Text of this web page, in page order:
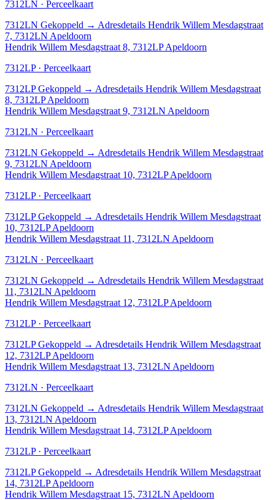
7312LN · Perceelkaart
7312LN Gekoppeld → Adresdetails Hendrik Willem Mesdagstraat
7, 7312LN Apeldoorn
Hendrik Willem Mesdagstraat 8, 7312LP Apeldoorn
7312LP · Perceelkaart
7312LP Gekoppeld → Adresdetails Hendrik Willem Mesdagstraat
8, 7312LP Apeldoorn
Hendrik Willem Mesdagstraat 9, 7312LN Apeldoorn
7312LN · Perceelkaart
7312LN Gekoppeld → Adresdetails Hendrik Willem Mesdagstraat
9, 7312LN Apeldoorn
Hendrik Willem Mesdagstraat 10, 7312LP Apeldoorn
7312LP · Perceelkaart
7312LP Gekoppeld → Adresdetails Hendrik Willem Mesdagstraat
10, 7312LP Apeldoorn
Hendrik Willem Mesdagstraat 11, 7312LN Apeldoorn
7312LN · Perceelkaart
7312LN Gekoppeld → Adresdetails Hendrik Willem Mesdagstraat
11, 7312LN Apeldoorn
Hendrik Willem Mesdagstraat 12, 7312LP Apeldoorn
7312LP · Perceelkaart
7312LP Gekoppeld → Adresdetails Hendrik Willem Mesdagstraat
12, 7312LP Apeldoorn
Hendrik Willem Mesdagstraat 13, 7312LN Apeldoorn
7312LN · Perceelkaart
7312LN Gekoppeld → Adresdetails Hendrik Willem Mesdagstraat
13, 7312LN Apeldoorn
Hendrik Willem Mesdagstraat 14, 7312LP Apeldoorn
7312LP · Perceelkaart
7312LP Gekoppeld → Adresdetails Hendrik Willem Mesdagstraat
14, 7312LP Apeldoorn
Hendrik Willem Mesdagstraat 15, 7312LN Apeldoorn